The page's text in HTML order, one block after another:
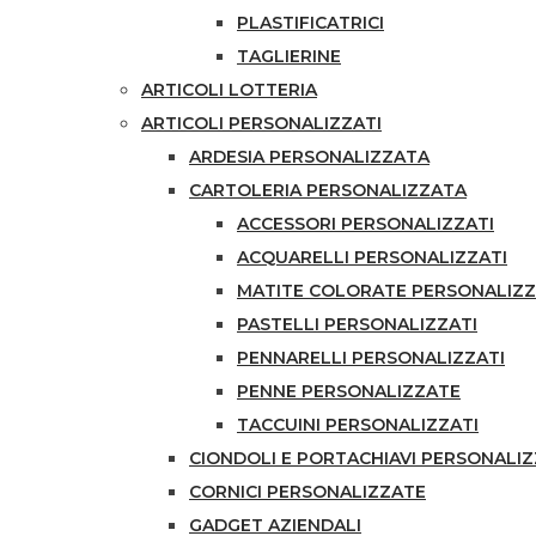
PLASTIFICATRICI
TAGLIERINE
ARTICOLI LOTTERIA
ARTICOLI PERSONALIZZATI
ARDESIA PERSONALIZZATA
CARTOLERIA PERSONALIZZATA
ACCESSORI PERSONALIZZATI
ACQUARELLI PERSONALIZZATI
MATITE COLORATE
PASTELLI PERSONALIZZATI
PENNARELLI PERSONALIZZATI
PENNE PERSONALIZZATE
TACCUINI PERSONALIZZATI
CIONDOLI E PORTACHIAVI
CORNICI PERSONALIZZATE
GADGET AZIENDALI